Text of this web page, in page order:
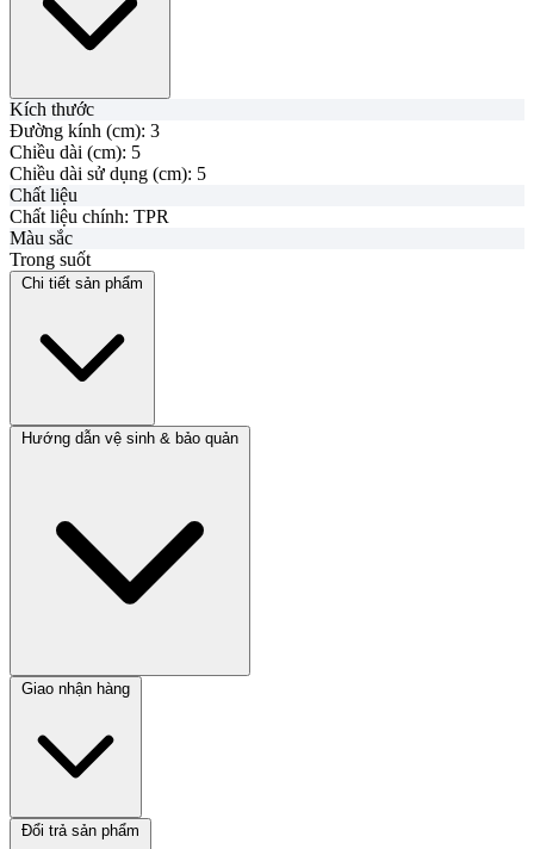
Kích thước
Đường kính (cm): 3
Chiều dài (cm): 5
Chiều dài sử dụng (cm): 5
Chất liệu
Chất liệu chính: TPR
Màu sắc
Trong suốt
Chi tiết sản phẩm
Hướng dẫn vệ sinh & bảo quản
Giao nhận hàng
Đổi trả sản phẩm